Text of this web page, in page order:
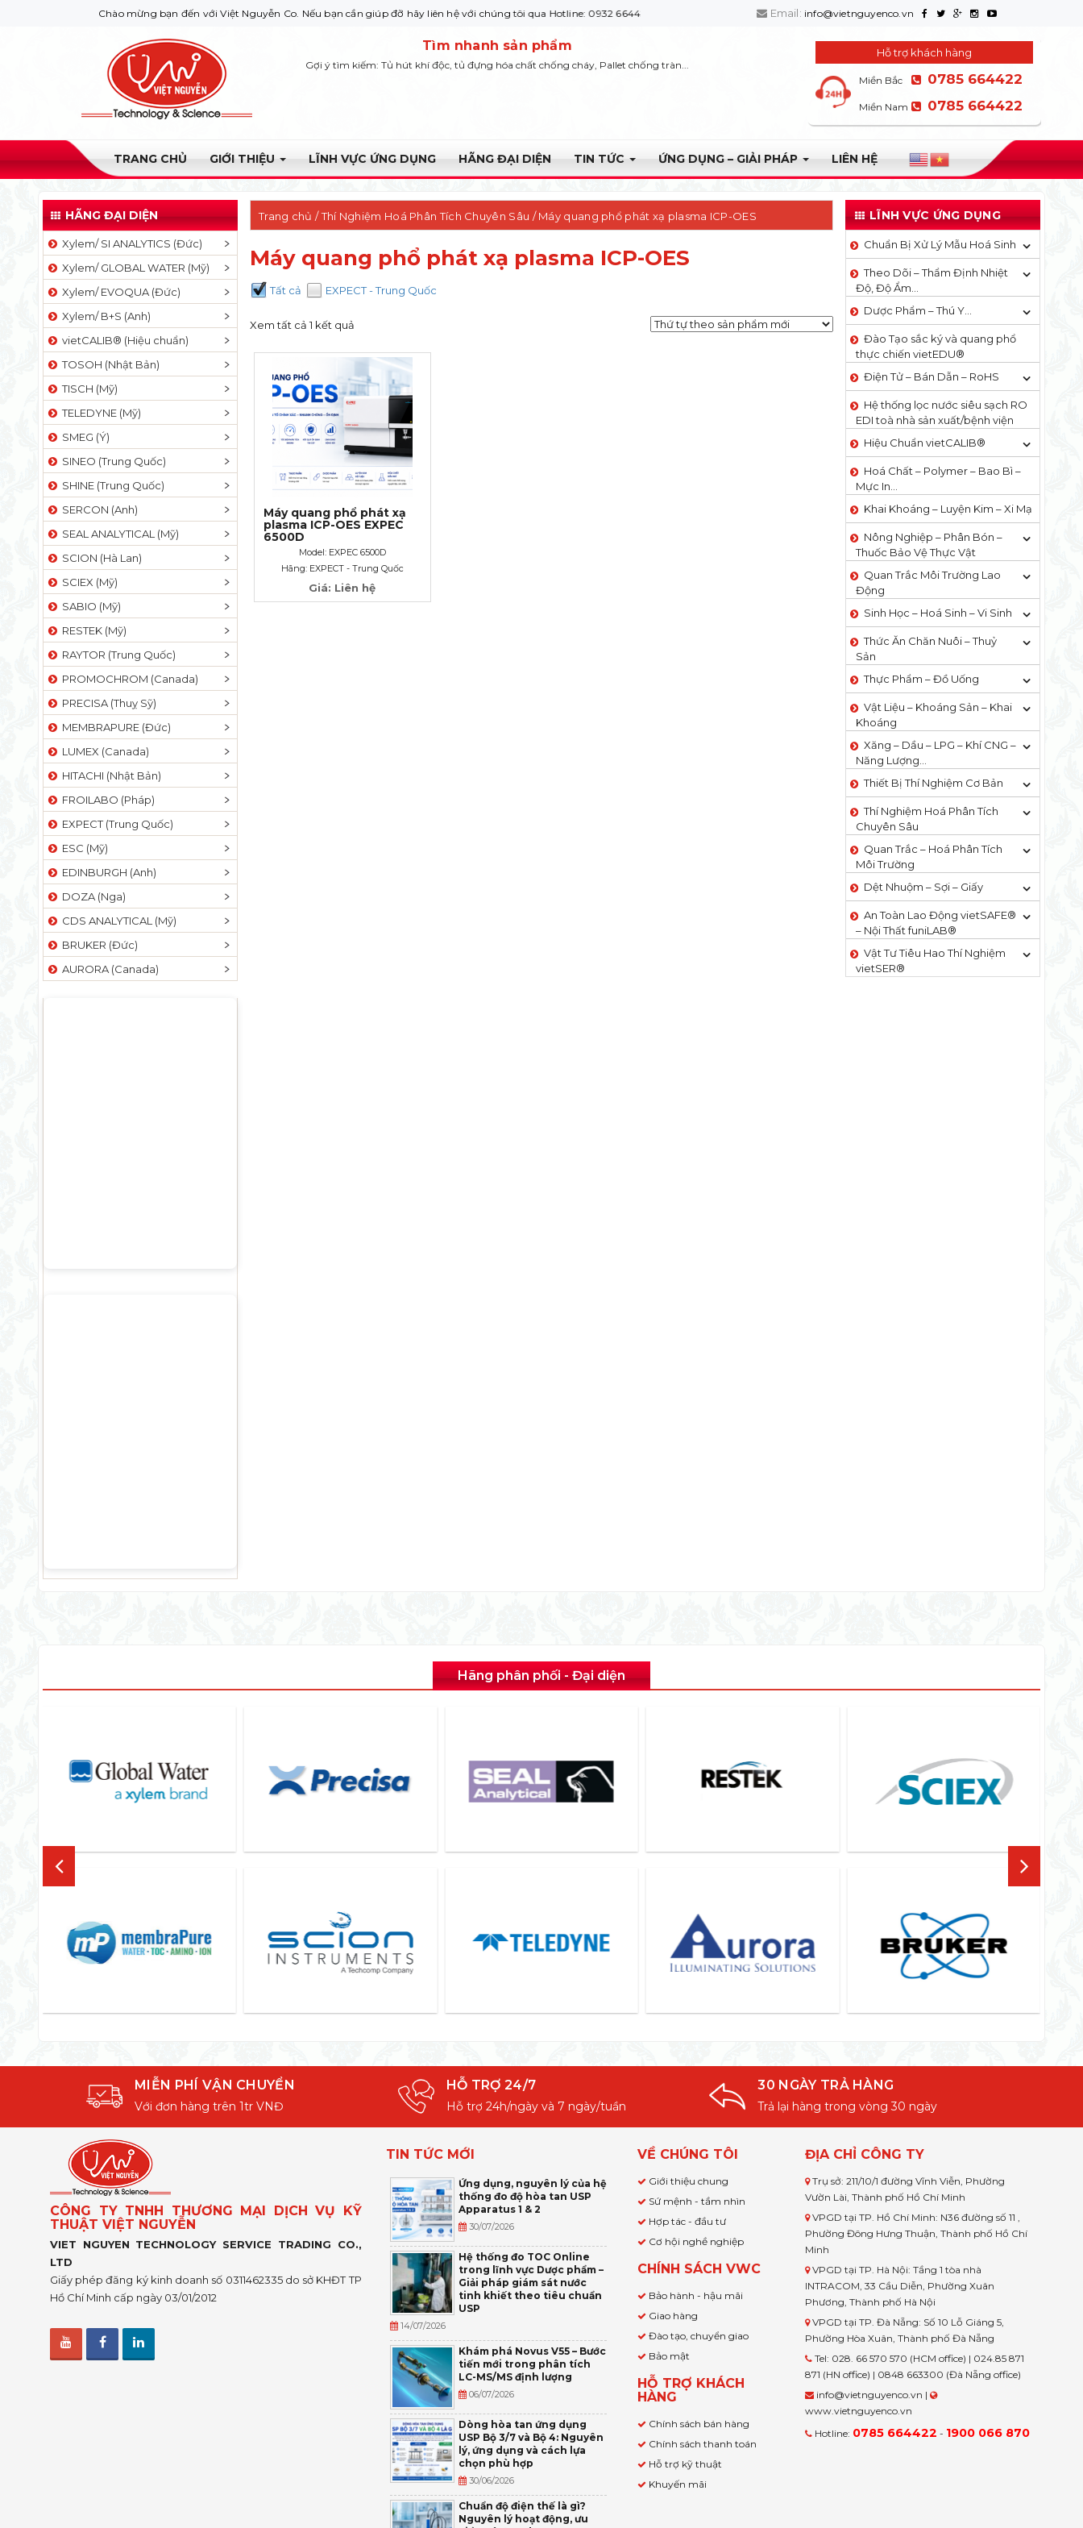
Chào mừng bạn đến với Việt Nguyễn Co. Nếu bạn cần giúp đỡ hãy liên hệ với chúng tôi qua Hotline: 0932 664422 Email: info@vietnguyenco.vn
Tìm nhanh sản phẩm
Gợi ý tìm kiếm: Tủ hút khí độc, tủ đựng hóa chất chống cháy, Pallet chống tràn...
Hỗ trợ khách hàng
Miền Bắc 0785 664422
Miền Nam 0785 664422
TRANG CHỦ GIỚI THIỆU LĨNH VỰC ỨNG DỤNG HÃNG ĐẠI DIỆN TIN TỨC ỨNG DỤNG – GIẢI PHÁP LIÊN HỆ
HÃNG ĐẠI DIỆN
Xylem/ SI ANALYTICS (Đức)
Xylem/ GLOBAL WATER (Mỹ)
Xylem/ EVOQUA (Đức)
Xylem/ B+S (Anh)
vietCALIB® (Hiệu chuẩn)
TOSOH (Nhật Bản)
TISCH (Mỹ)
TELEDYNE (Mỹ)
SMEG (Ý)
SINEO (Trung Quốc)
SHINE (Trung Quốc)
SERCON (Anh)
SEAL ANALYTICAL (Mỹ)
SCION (Hà Lan)
SCIEX (Mỹ)
SABIO (Mỹ)
RESTEK (Mỹ)
RAYTOR (Trung Quốc)
PROMOCHROM (Canada)
PRECISA (Thuỵ Sỹ)
MEMBRAPURE (Đức)
LUMEX (Canada)
HITACHI (Nhật Bản)
FROILABO (Pháp)
EXPECT (Trung Quốc)
ESC (Mỹ)
EDINBURGH (Anh)
DOZA (Nga)
CDS ANALYTICAL (Mỹ)
BRUKER (Đức)
AURORA (Canada)
Trang chủ /Thí Nghiệm Hoá Phân Tích Chuyên Sâu / Máy quang phổ phát xạ plasma ICP-OES
Máy quang phổ phát xạ plasma ICP-OES
Tất cả EXPECT - Trung Quốc
Xem tất cả 1 kết quả
Máy quang phổ phát xạ
plasma ICP-OES EXPEC
6500D
Model: EXPEC 6500D
Hãng: EXPECT - Trung Quốc
Giá: Liên hệ
LĨNH VỰC ỨNG DỤNG
Chuẩn Bị Xử Lý Mẫu Hoá Sinh
Theo Dõi – Thẩm Định Nhiệt
Độ, Độ Ẩm…
Dược Phẩm – Thú Y…
Đào Tạo sắc ký và quang phổ
thực chiến vietEDU®
Điện Tử – Bán Dẫn – RoHS
Hệ thống lọc nước siêu sạch RO
EDI​​ toà nhà sản xuất/bệnh viện
Hiệu Chuẩn vietCALIB®
Hoá Chất – Polymer – Bao Bì –
Mực In…
Khai Khoáng – Luyện Kim – Xi Mạ
Nông Nghiệp – Phân Bón –
Thuốc Bảo Vệ Thực Vật
Quan Trắc Môi Trường Lao
Động
Sinh Học – Hoá Sinh – Vi Sinh
Thức Ăn Chăn Nuôi – Thuỷ
Sản
Thực Phẩm – Đồ Uống
Vật Liệu – Khoáng Sản – Khai
Khoáng
Xăng – Dầu – LPG – Khí CNG –
Năng Lượng…
Thiết Bị Thí Nghiệm Cơ Bản
Thí Nghiệm Hoá Phân Tích
Chuyên Sâu
Quan Trắc – Hoá Phân Tích
Môi Trường
Dệt Nhuộm – Sợi – Giấy
An Toàn Lao Động vietSAFE®
– Nội Thất funiLAB®
Vật Tư Tiêu Hao Thí Nghiệm
vietSER®
Hãng phân phối - Đại diện
MIỄN PHÍ VẬN CHUYỂN
Với đơn hàng trên 1tr VNĐ
HỖ TRỢ 24/7
Hỗ trợ 24h/ngày và 7 ngày/tuần
30 NGÀY TRẢ HÀNG
Trả lại hàng trong vòng 30 ngày
CÔNG TY TNHH THƯƠNG MẠI DỊCH VỤ KỸ
THUẬT VIỆT NGUYỄN
VIET NGUYEN TECHNOLOGY SERVICE TRADING CO.,
LTD
Giấy phép đăng ký kinh doanh số 0311462335 do sở KHĐT TP
Hồ Chí Minh cấp ngày 03/01/2012
TIN TỨC MỚI
Ứng dụng, nguyên lý của hệ
thống đo độ hòa tan USP
Apparatus 1 & 2
30/07/2026
Hệ thống đo TOC Online
trong lĩnh vực Dược phẩm –
Giải pháp giám sát nước
tinh khiết theo tiêu chuẩn
USP
14/07/2026
Khám phá Novus V55 – Bước
tiến mới trong phân tích
LC-MS/MS định lượng
06/07/2026
Dòng hòa tan ứng dụng
USP Bộ 3/7 và Bộ 4: Nguyên
lý, ứng dụng và cách lựa
chọn phù hợp
30/06/2026
Chuẩn độ điện thế là gì?
Nguyên lý hoạt động, ưu
VỀ CHÚNG TÔI
Giới thiệu chung
Sứ mệnh - tầm nhìn
Hợp tác - đầu tư
Cơ hội nghề nghiệp
CHÍNH SÁCH VWC
Bảo hành - hậu mãi
Giao hàng
Đào tạo, chuyển giao
Bảo mật
HỖ TRỢ KHÁCH
HÀNG
Chính sách bán hàng
Chính sách thanh toán
Hỗ trợ kỹ thuật
Khuyến mãi
ĐỊA CHỈ CÔNG TY
Trụ sở: 211/10/1 đường Vĩnh Viễn, Phường
Vườn Lài, Thành phố Hồ Chí Minh
VPGD tại TP. Hồ Chí Minh: N36 đường số 11 ,
Phường Đông Hưng Thuận, Thành phố Hồ Chí
Minh
VPGD tại TP. Hà Nội: Tầng 1 tòa nhà
INTRACOM, 33 Cầu Diễn, Phường Xuân
Phương, Thành phố Hà Nội
VPGD tại TP. Đà Nẵng: Số 10 Lỗ Giáng 5,
Phường Hòa Xuân, Thành phố Đà Nẵng
Tel: 028. 66 570 570 (HCM office) | 024.85 871
871 (HN office) | 0848 663300 (Đà Nẵng office)
info@vietnguyenco.vn |
www.vietnguyenco.vn
Hotline: 0785 664422 - 1900 066 870